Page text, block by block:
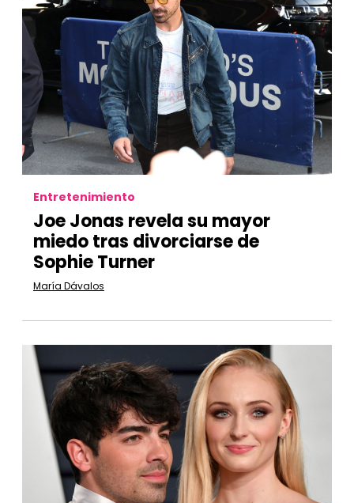
Entretenimiento
Joe Jonas revela su mayor
miedo tras divorciarse de
Sophie Turner
María Dávalos